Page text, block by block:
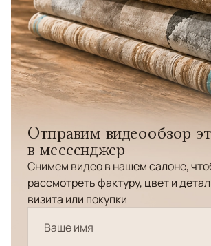
Отправим видеообзор
в мессенджер
Снимем видео в нашем салоне,
рассмотреть фактуру, цвет и
визита или покупки